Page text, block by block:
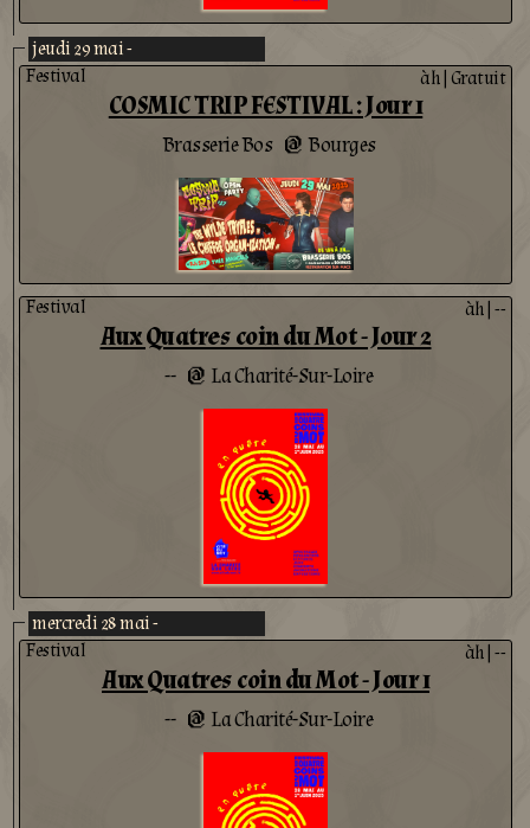
jeudi 29 mai -
Festival
COSMIC TRIP FESTIVAL : Jour 1
Brasserie Bos @ Bourges
àh|Gratuit
Festival
Aux Quatres coin du Mot - Jour 2
-- @ La Charité-Sur-Loire
àh| --
mercredi 28 mai -
Festival
Aux Quatres coin du Mot - Jour 1
-- @ La Charité-Sur-Loire
àh| --